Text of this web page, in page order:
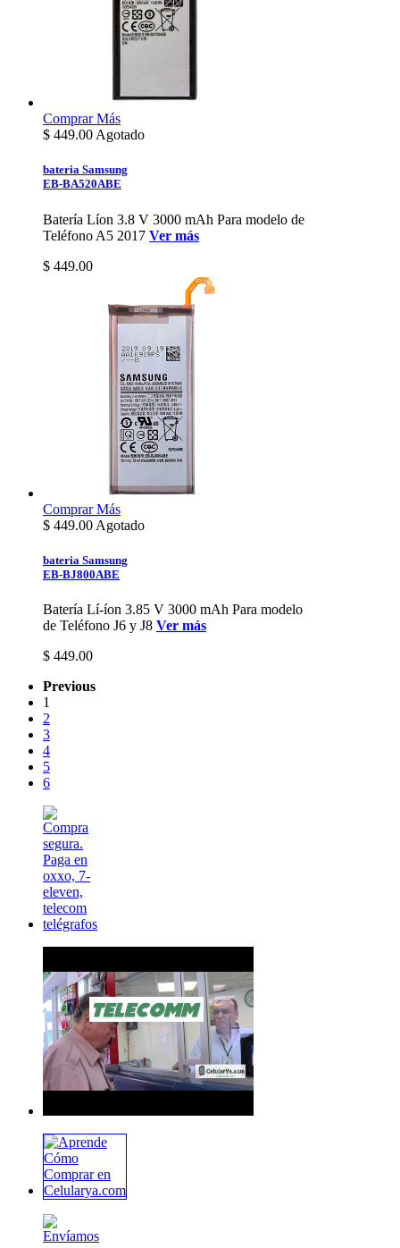
ComprarMás
$ 449.00 Agotado
bateria Samsung
EB-BA520ABE
Batería Líon 3.8 V 3000 mAh Para modelo de
Teléfono A5 2017 Ver más
$ 449.00
ComprarMás
$ 449.00 Agotado
bateria Samsung
EB-BJ800ABE
Batería Lí-íon 3.85 V 3000 mAh Para modelo
de Teléfono J6 y J8 Ver más
$ 449.00
Previous
1
2
3
4
5
6